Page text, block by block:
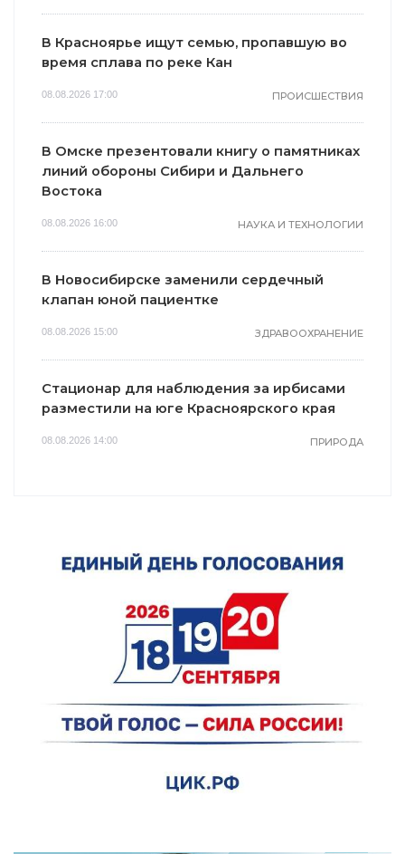
В Красноярье ищут семью, пропавшую во
время сплава по реке Кан
08.08.2026 17:00 ПРОИСШЕСТВИЯ
В Омске презентовали книгу о памятниках
линий обороны Сибири и Дальнего
Востока
08.08.2026 16:00 НАУКА И ТЕХНОЛОГИИ
В Новосибирске заменили сердечный
клапан юной пациентке
08.08.2026 15:00 ЗДРАВООХРАНЕНИЕ
Стационар для наблюдения за ирбисами
разместили на юге Красноярского края
08.08.2026 14:00 ПРИРОДА